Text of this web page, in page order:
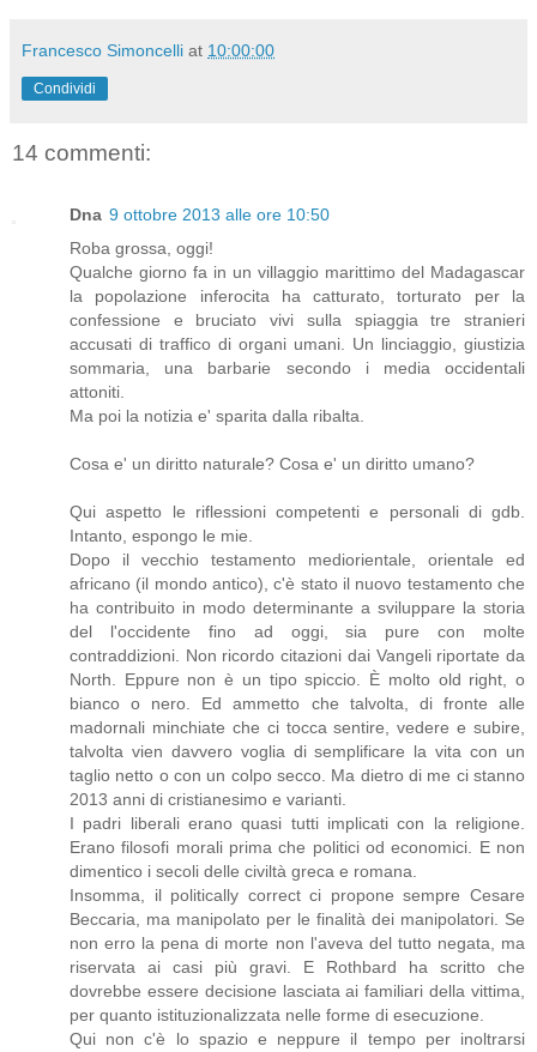
Francesco Simoncelli at 10:00:00
Condividi
14 commenti:
Dna 9 ottobre 2013 alle ore 10:50
Roba grossa, oggi!
Qualche giorno fa in un villaggio marittimo del Madagascar
la popolazione inferocita ha catturato, torturato per la
confessione e bruciato vivi sulla spiaggia tre stranieri
accusati di traffico di organi umani. Un linciaggio, giustizia
sommaria, una barbarie secondo i media occidentali
attoniti.
Ma poi la notizia e' sparita dalla ribalta.
Cosa e' un diritto naturale? Cosa e' un diritto umano?
Qui aspetto le riflessioni competenti e personali di gdb.
Intanto, espongo le mie.
Dopo il vecchio testamento mediorientale, orientale ed
africano (il mondo antico), c'è stato il nuovo testamento che
ha contribuito in modo determinante a sviluppare la storia
del l'occidente fino ad oggi, sia pure con molte
contraddizioni. Non ricordo citazioni dai Vangeli riportate da
North. Eppure non è un tipo spiccio. È molto old right, o
bianco o nero. Ed ammetto che talvolta, di fronte alle
madornali minchiate che ci tocca sentire, vedere e subire,
talvolta vien davvero voglia di semplificare la vita con un
taglio netto o con un colpo secco. Ma dietro di me ci stanno
2013 anni di cristianesimo e varianti.
I padri liberali erano quasi tutti implicati con la religione.
Erano filosofi morali prima che politici od economici. E non
dimentico i secoli delle civiltà greca e romana.
Insomma, il politically correct ci propone sempre Cesare
Beccaria, ma manipolato per le finalità dei manipolatori. Se
non erro la pena di morte non l'aveva del tutto negata, ma
riservata ai casi più gravi. E Rothbard ha scritto che
dovrebbe essere decisione lasciata ai familiari della vittima,
per quanto istituzionalizzata nelle forme di esecuzione.
Qui non c'è lo spazio e neppure il tempo per inoltrarsi